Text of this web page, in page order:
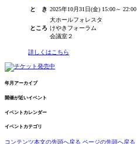
と き 2025年10月31日(金) 15:00～ 22:00
ところ
大ホールフォレスタ
けやきフォーラム
会議室２
詳しくはこちら
年月アーカイブ
開催が近いイベント
イベントカレンダー
イベントカテゴリ
コンテンツ本文の先頭へ戻る ページの先頭へ戻る